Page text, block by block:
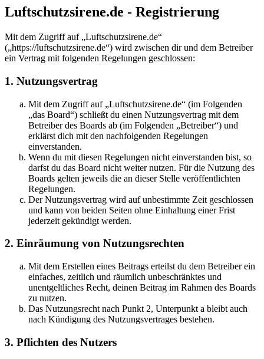
Luftschutzsirene.de - Registrierung
Mit dem Zugriff auf „Luftschutzsirene.de“
(„https://luftschutzsirene.de“) wird zwischen dir und dem Betreiber
ein Vertrag mit folgenden Regelungen geschlossen:
1. Nutzungsvertrag
Mit dem Zugriff auf „Luftschutzsirene.de“ (im Folgenden
„das Board“) schließt du einen Nutzungsvertrag mit dem
Betreiber des Boards ab (im Folgenden „Betreiber“) und
erklärst dich mit den nachfolgenden Regelungen
einverstanden.
Wenn du mit diesen Regelungen nicht einverstanden bist, so
darfst du das Board nicht weiter nutzen. Für die Nutzung des
Boards gelten jeweils die an dieser Stelle veröffentlichten
Regelungen.
Der Nutzungsvertrag wird auf unbestimmte Zeit geschlossen
und kann von beiden Seiten ohne Einhaltung einer Frist
jederzeit gekündigt werden.
2. Einräumung von Nutzungsrechten
Mit dem Erstellen eines Beitrags erteilst du dem Betreiber ein
einfaches, zeitlich und räumlich unbeschränktes und
unentgeltliches Recht, deinen Beitrag im Rahmen des Boards
zu nutzen.
Das Nutzungsrecht nach Punkt 2, Unterpunkt a bleibt auch
nach Kündigung des Nutzungsvertrages bestehen.
3. Pflichten des Nutzers